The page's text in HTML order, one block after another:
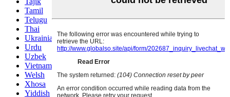
Tamil
Telugu
Thai
Ukrainian
Urdu
Uzbek
Vietnamese
Welsh
Xhosa
Yiddish